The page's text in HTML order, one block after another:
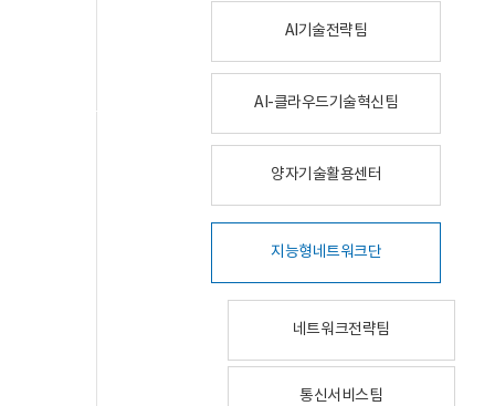
AI기술전략팀
AI-클라우드기술혁신팀
양자기술활용센터
지능형네트워크단
네트워크전략팀
통신서비스팀